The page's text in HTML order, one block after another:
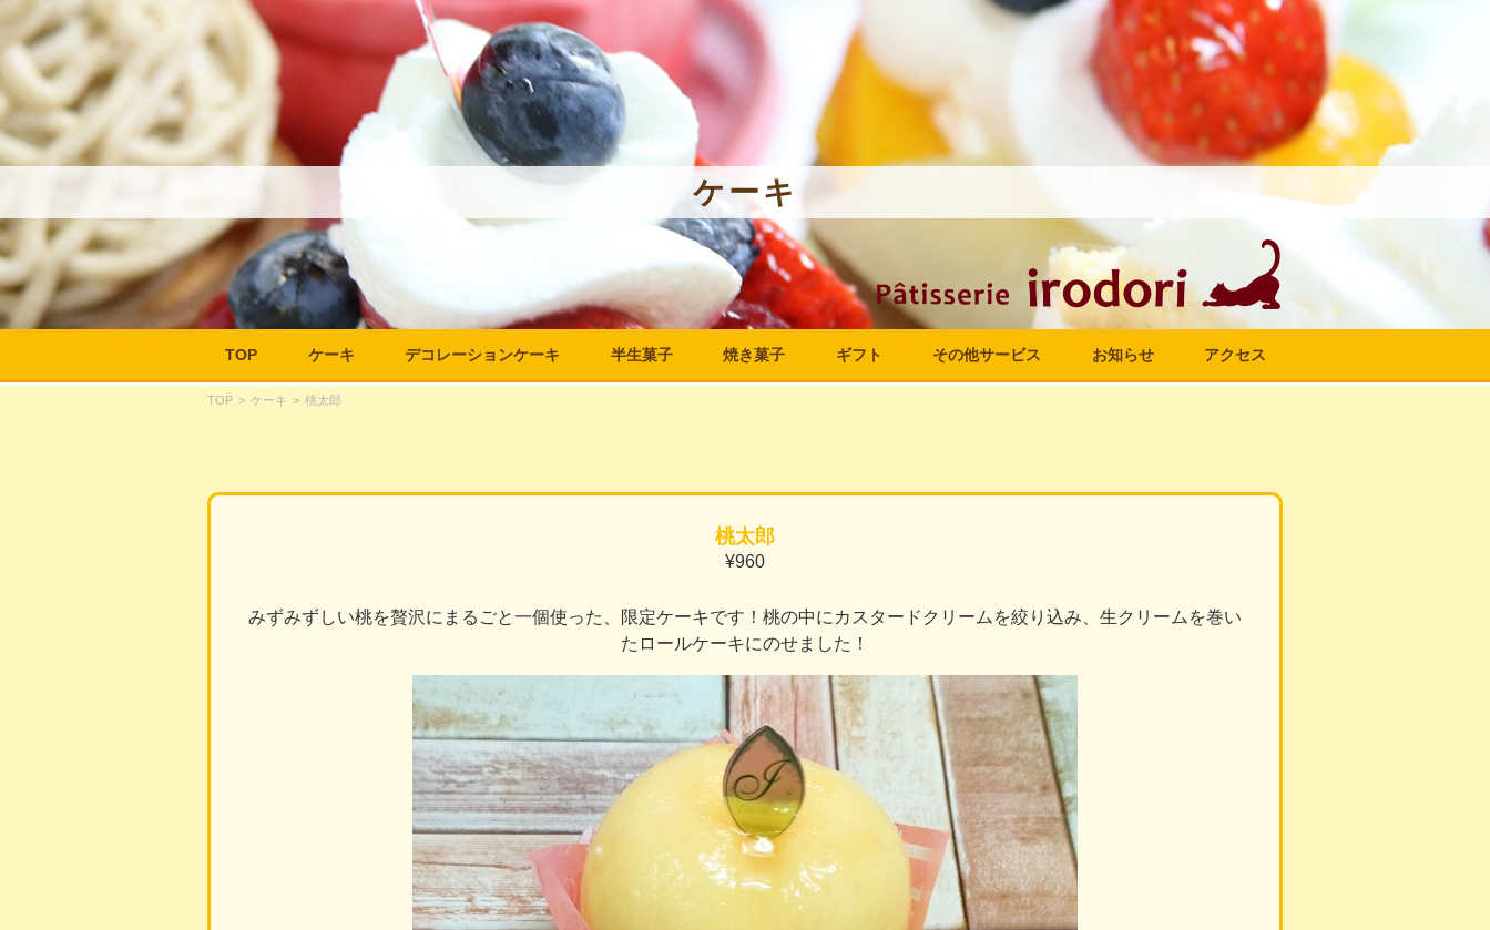
ケーキ
TOP ケーキ デコレーションケーキ 半生菓子 焼き菓子 ギフト その他サービス お知らせ アクセス
TOP > ケーキ > 桃太郎
桃太郎
¥960
みずみずしい桃を贅沢にまるごと一個使った、限定ケーキです！桃の中にカスタードクリームを絞り込み、生クリームを巻い
たロールケーキにのせました！